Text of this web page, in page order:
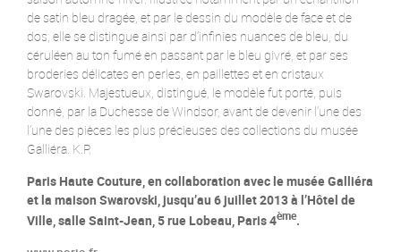
de satin bleu dragée, et par le dessin du modèle de face et de
dos, elle se distingue ainsi par d’infinies nuances de bleu, du
céruléen au ton fumé en passant par le bleu givré, et par ses
broderies délicates en perles, en paillettes et en cristaux
Swarovski. Majestueux, distingué, le modèle fut porté, puis
donné, par la Duchesse de Windsor, avant de devenir l’une des
l’une des pièces les plus précieuses des collections du musée
Galliéra. K.P.
Paris Haute Couture, en collaboration avec le musée Galliéra
et la maison Swarovski, jusqu’au 6 juillet 2013 à l’Hôtel de
Ville, salle Saint-Jean, 5 rue Lobeau, Paris 4ème.